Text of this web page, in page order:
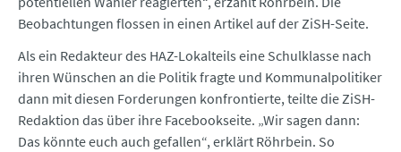
Beobachtungen flossen in einen Artikel auf der ZiSH-Seite.
Als ein Redakteur des HAZ-Lokalteils eine Schulklasse nach
ihren Wünschen an die Politik fragte und Kommunalpolitiker
dann mit diesen Forderungen konfrontierte, teilte die ZiSH-
Redaktion das über ihre Facebookseite. „Wir sagen dann:
Das könnte euch auch gefallen“, erklärt Röhrbein. So